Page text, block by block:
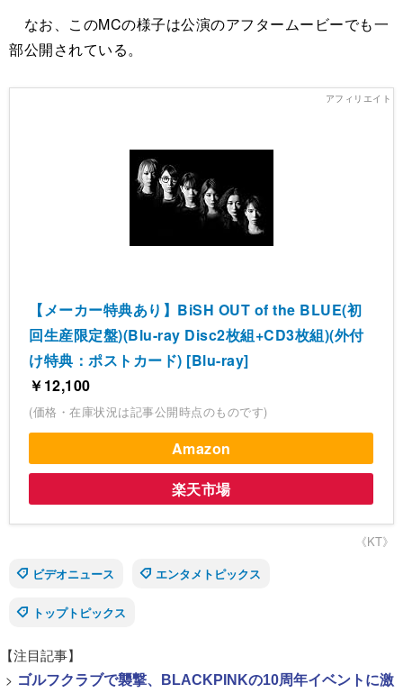
なお、このMCの様子は公演のアフタームービーでも一
部公開されている。
【メーカー特典あり】BiSH OUT of the BLUE(初
回生産限定盤)(Blu-ray Disc2枚組+CD3枚組)(外付
け特典：ポストカード) [Blu-ray]
￥12,100
(価格・在庫状況は記事公開時点のものです)
Amazon
楽天市場
《KT》
ビデオニュース
エンタメトピックス
トップトピックス
【注目記事】
> ゴルフクラブで襲撃、BLACKPINKの10周年イベントに激